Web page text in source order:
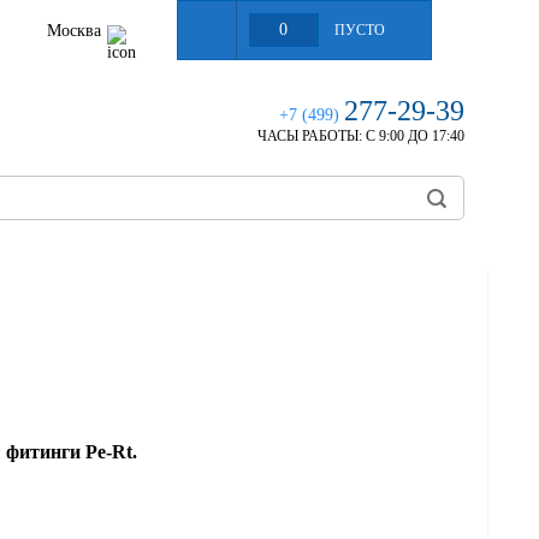
Москва 0 ПУСТО
+7 (499) 277-29-39
ЧАСЫ РАБОТЫ: С 9:00 ДО 17:40
фитинги Pe-Rt.